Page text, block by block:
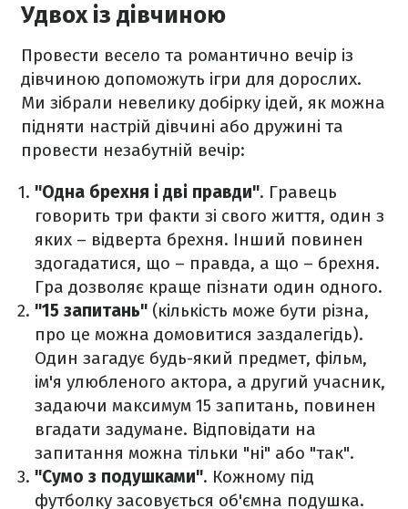
Удвох із дівчиною
Провести весело та романтично вечір із
дівчиною допоможуть ігри для дорослих.
Ми зібрали невелику добірку ідей, як можна
підняти настрій дівчині або дружині та
провести незабутній вечір:
"Одна брехня і дві правди". Гравець
говорить три факти зі свого життя, один з
яких – відверта брехня. Інший повинен
здогадатися, що – правда, а що – брехня.
Гра дозволяє краще пізнати один одного.
"15 запитань" (кількість може бути різна,
про це можна домовитися заздалегідь).
Один загадує будь-який предмет, фільм,
ім'я улюбленого актора, а другий учасник,
задаючи максимум 15 запитань, повинен
вгадати задумане. Відповідати на
запитання можна тільки "ні" або "так".
"Сумо з подушками". Кожному під
футболку засовується об'ємна подушка.